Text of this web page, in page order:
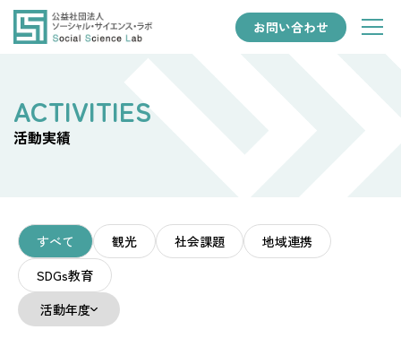
お問い合わせ
活動実績
すべて 観光 社会課題
地域連携
SDGs教育
活動年度